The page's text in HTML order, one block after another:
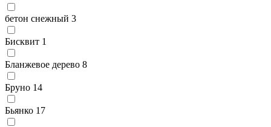
бетон снежный 3
Бисквит 1
Бланжевое дерево 8
Бруно 14
Бьянко 17